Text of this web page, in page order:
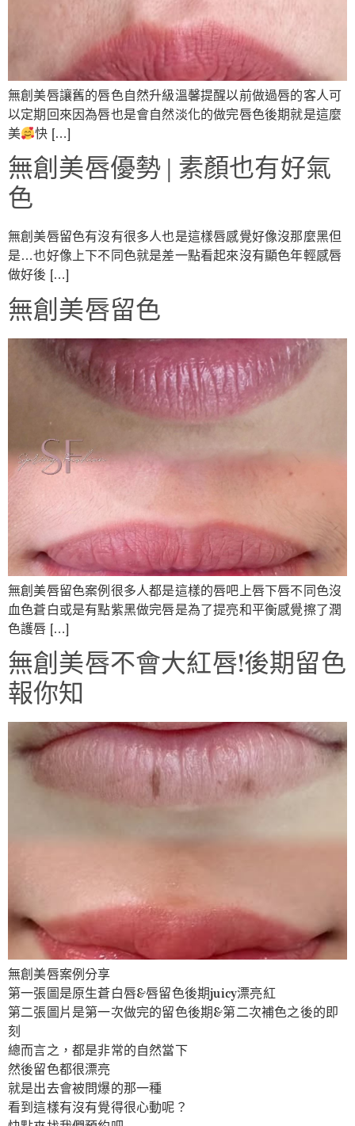
無創美唇讓舊的唇色自然升級溫馨提醒以前做過唇的客人可
以定期回來因為唇也是會自然淡化的做完唇色後期就是這麼
美
快 […]
無創美唇優勢 | 素顏也有好氣
色
無創美唇留色有沒有很多人也是這樣唇感覺好像沒那麼黑但
是…也好像上下不同色就是差一點看起來沒有顯色年輕感唇
做好後 […]
無創美唇留色
無創美唇留色案例很多人都是這樣的唇吧上唇下唇不同色沒
血色蒼白或是有點紫黑做完唇是為了提亮和平衡感覺擦了潤
色護唇 […]
無創美唇不會大紅唇!後期留色
報你知
無創美唇案例分享
第一張圖是原生蒼白唇&唇留色後期juicy漂亮紅
第二張圖片是第一次做完的留色後期&第二次補色之後的即
刻
總而言之，都是非常的自然當下
然後留色都很漂亮
就是出去會被問爆的那一種
看到這樣有沒有覺得很心動呢？